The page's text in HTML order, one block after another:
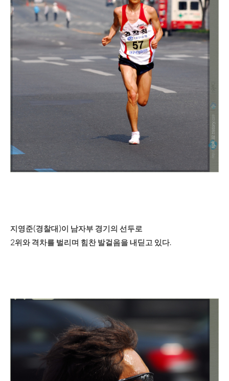
지영준(경찰대)이 남자부 경기의 선두로
2위와 격차를 벌리며 힘찬 발걸음을 내딛고 있다.